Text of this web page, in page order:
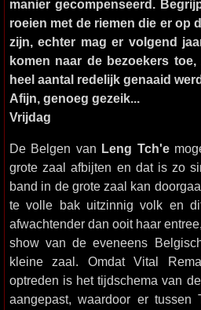
manier gecompenseerd.
roeien met de riemen die er op
zijn, echter mag er volgend
komen naar de bezoekers
heel aantal redelijk genaaid
Afijn, genoeg gezeik...
Vrijdag
De Belgen van Leng Tch'e
grote zaal afbijten en dat is zo
band in de grote zaal kan
te volle bak uitzinnig volk en
afwachtender dan ooit haar
show van de eveneens
kleine zaal. Omdat Vital
optreden is het tijdschema van
aangepast, waardoor er tussen